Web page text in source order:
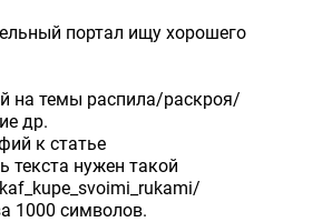
портал ищу хорошего
на темы распила/раскроя/
др.
к статье
текста нужен такой
1000 символов.